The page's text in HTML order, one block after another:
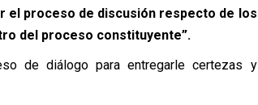
el proceso de discusión respecto de los
del proceso constituyente”.
de diálogo para entregarle certezas y